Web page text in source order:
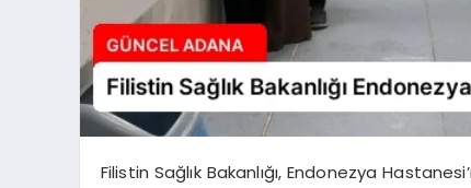
Filistin Sağlık Bakanlığı, Endonezya